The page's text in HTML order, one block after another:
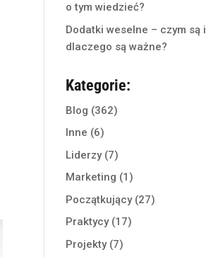
o tym wiedzieć?
Dodatki weselne – czym są i
dlaczego są ważne?
Kategorie:
Blog (362)
Inne (6)
Liderzy(7)
Marketing (1)
Początkujący(27)
Praktycy(17)
Projekty(7)